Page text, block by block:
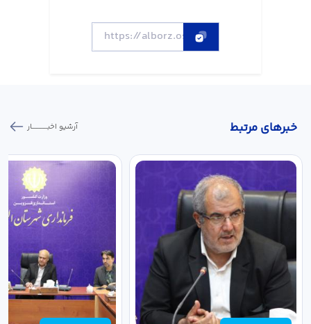
خبر‌های مرتبط آرشیو اخبـــــــــــار